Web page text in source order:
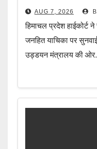
AUG 7, 2026
हिमाचल प्रदेश हाईकोर्ट
जनहित याचिका पर
उड्डयन मंत्रालय की